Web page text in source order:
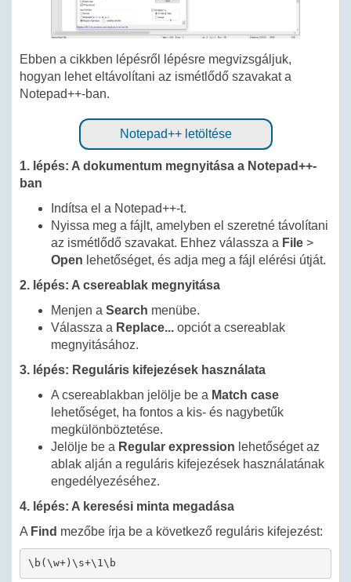
Ebben a cikkben lépésről lépésre megvizsgáljuk,
hogyan lehet eltávolítani az ismétlődő szavakat a
Notepad++-ban.
Notepad++ letöltése
1. lépés: A dokumentum megnyitása a Notepad++-
ban
Indítsa el a Notepad++-t.
Nyissa meg a fájlt, amelyben el szeretné távolítani
az ismétlődő szavakat. Ehhez válassza a File >
Open lehetőséget, és adja meg a fájl elérési útját.
2. lépés: A csereablak megnyitása
Menjen a Search menübe.
Válassza a Replace... opciót a csereablak
megnyitásához.
3. lépés: Reguláris kifejezések használata
A csereablakban jelölje be a Match case
lehetőséget, ha fontos a kis- és nagybetűk
megkülönböztetése.
Jelölje be a Regular expression lehetőséget az
ablak alján a reguláris kifejezések használatának
engedélyezéséhez.
4. lépés: A keresési minta megadása
A Find mezőbe írja be a következő reguláris kifejezést:
\b(\w+)\s+\1\b